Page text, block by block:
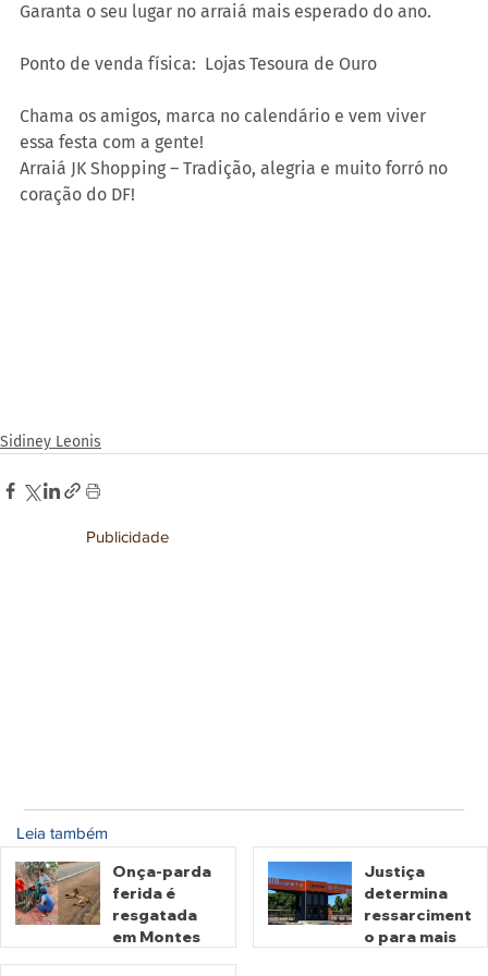
Garanta o seu lugar no arraiá mais esperado do ano.
Ponto de venda física:  Lojas Tesoura de Ouro
Chama os amigos, marca no calendário e vem viver
essa festa com a gente!
Arraiá JK Shopping – Tradição, alegria e muito forró no
coração do DF!
Sidiney Leonis
Publicidade
Leia também
Onça-parda
ferida é
resgatada
em Montes
Justiça
determina
ressarciment
o para mais